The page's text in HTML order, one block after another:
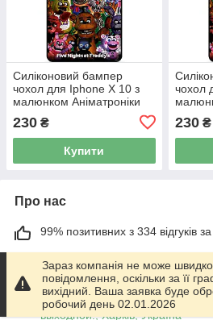
Силіконовий бампер
чохол для Iphone X 10 з
малюнком Аніматроніки
230 ₴
Купити
чохол
230₴
Про нас
99% позитивних з 334 відгуків за
Працює з 01.06.2014
м. Харків
График работы 10.00-17.00.
выходной!, Харків, Україна
Зараз компанія не може
повідомлення, оскільки за її
вихідний. Ваша заявка буде
робочий день 02.01.2026